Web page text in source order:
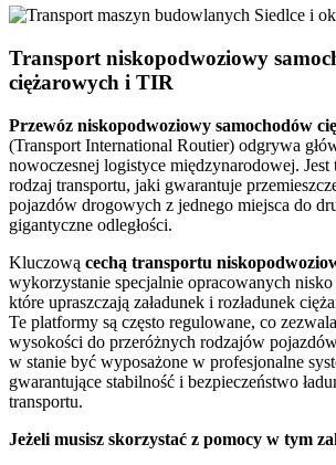
Transport niskopodwoziowy
ciężarowych i TIR
Przewóz niskopodwoziowy samochodów
(Transport International Routier) odgrywa
nowoczesnej logistyce międzynarodowej. Jest
rodzaj transportu, jaki gwarantuje
pojazdów drogowych z jednego miejsca do
gigantyczne odległości.
Kluczową cechą transportu
wykorzystanie specjalnie opracowanych
które upraszczają załadunek i rozładunek
Te platformy są często regulowane, co
wysokości do przeróżnych rodzajów
w stanie być wyposażone w profesjonalne
gwarantujące stabilność i bezpieczeństwo
transportu.
Jeżeli musisz skorzystać z pomocy w tym